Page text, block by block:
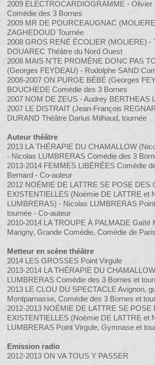
2009 ELECTROCARDIOGRAMME - Olivier
Comédie des 3 Bornes
2009 MR DE POURCEAUGNAC
ZAGHEDOUD Tournée
2008 GROS RENÉ ÉCOLIER (MOLIERE) -
DOUAREC Théâtre du Nord Ouest
2008 MAIS N'TE PROMÈNE DONC PAS
(Georges FEYDEAU) - Rodolphe SAND
2008-2007 ON PURGE BÉBÉ (Georges
BOUCHEDE Comédie des 3 Bornes
2007 NOM DE ZEUS - Audrey BERTHEAS
2007 LE DISTRAIT (Jean-François
DURAND Théâtre Darius Milhaud, tournée
Auteur théâtre
2013 LA THÉRAPIE DU CHAMALLOW
- Nicolas LUMBRERAS Comédie des 3
2013-2014 FEMMES LIBÉRÉES Comédie
Bernard - Co-auteur
2012 NOÉMIE DE LATTRE SE POSE DES
EXISTENTIELLES (Noémie DE LATTRE et
LUMBRERAS) - Nicolas LUMBRERAS
tournée - Co-auteur
2010-2014 LA TROUPE À PALMADE Gaïté
Marigny, Grande Comédie, Comédie de
Metteur en scène théâtre
2014 LES GROSSES Point Virgule
2013-2014 LA THÉRAPIE DU
LUMBRERAS Comédie des 3 Bornes et
2013 LE CLOU DU SPECTACLE Avignon,
Montparnasse, Comédie des 3 Bornes et
2012-2013 NOÉMIE DE LATTRE SE
EXISTENTIELLES (Noémie DE LATTRE et
LUMBRERAS Point Virgule, Gymnase et
Emission radio
2012-2013 ON VA TOUS Y PASSER